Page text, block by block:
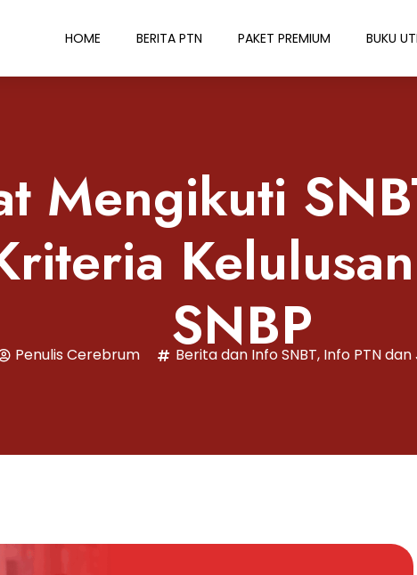
HOME BERITA PTN PAKET PREMIUM BUKU
Mengikuti
SNBP
Penulis Cerebrum Berita dan Info SNBT, Info PTN